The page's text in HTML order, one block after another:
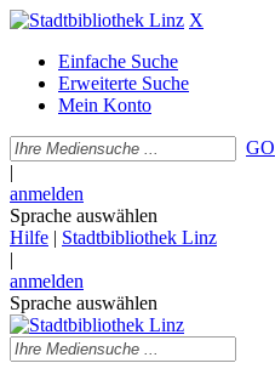
X
Einfache Suche
Erweiterte Suche
Mein Konto
GO
|
anmelden
Sprache auswählen
Hilfe | Stadtbibliothek Linz
|
anmelden
Sprache auswählen